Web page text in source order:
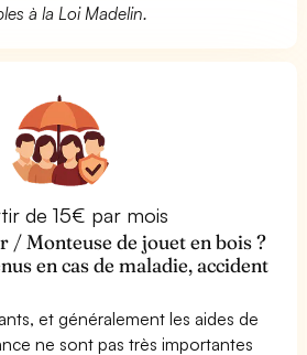
à la Loi Madelin.
de 15€ par mois
/ Monteuse de jouet en bois ?
en cas de maladie, accident
et généralement les aides de
ne sont pas très importantes